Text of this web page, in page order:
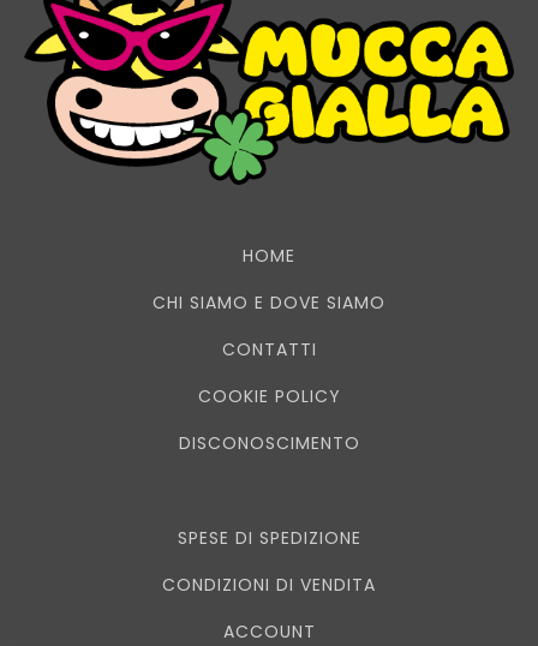
HOME
CHI SIAMO E DOVE SIAMO
CONTATTI
COOKIE POLICY
DISCONOSCIMENTO
SPESE DI SPEDIZIONE
CONDIZIONI DI VENDITA
ACCOUNT